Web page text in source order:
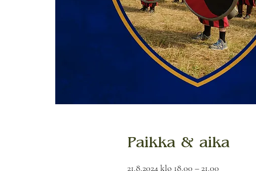
Paikka & aika
21.8.2024 klo 18.00 – 21.00